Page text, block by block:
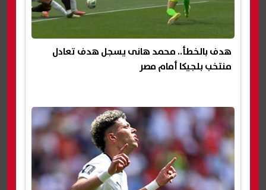
هدف بالخطأ.. محمد هانى يسجل هدف تعادل
منتخب بلجيكا أمام مصر